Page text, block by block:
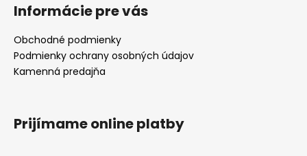
Informácie pre vás
Obchodné podmienky
Podmienky ochrany osobných údajov
Kamenná predajňa
Prijímame online platby